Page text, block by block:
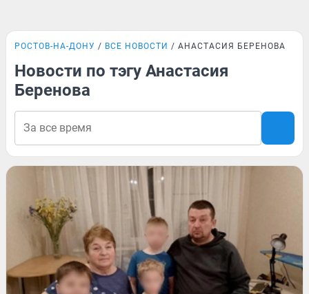
РОСТОВ-НА-ДОНУ ВСЕ НОВОСТИ АНАСТАСИЯ БЕРЕНОВА
Новости по тэгу Анастасия
Беренова